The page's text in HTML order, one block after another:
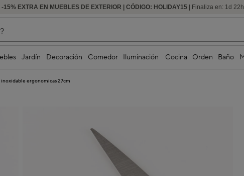
-15% EXTRA EN MUEBLES DE EXTERIOR | CÓDIGO: HOLIDAY15 | Finaliza en: 1d 22 h
HASTA -60% DE DESCUENTO | SEGUNDAS REBAJAS
Jardín Decoración Comedor Iluminación Cocina Orden Baño
ergonomicas 27cm